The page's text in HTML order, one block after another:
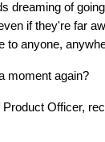
dreaming of
if they're far
to anyone,
moment again?
Officer,